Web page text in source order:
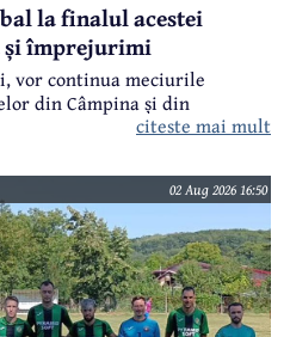
la finalul acestei
și împrejurimi
vor continua meciurile
din Câmpina și din
citeste mai mult
02 Aug 2026 16:50